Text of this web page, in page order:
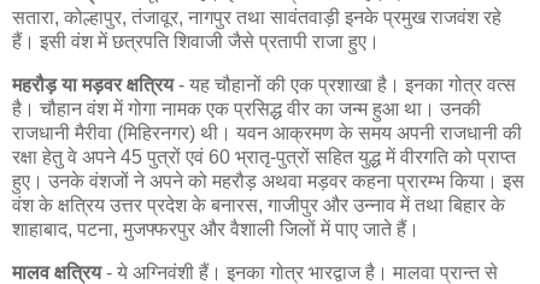
सतारा, कोल्हापुर, तंजावूर, नागपुर तथा सावंतवाड़ी इनके प्रमुख राजवंश रहे
हैं। इसी वंश में छत्रपति शिवाजी जैसे प्रतापी राजा हुए।
महरौड़ या मड़वर क्षत्रिय- यह चौहानों की एक प्रशाखा है। इनका गोत्र वत्स
है। चौहान वंश में गोगा नामक एक प्रसिद्ध वीर का जन्म हुआ था। उनकी
राजधानी मैरीवा (मिहिरनगर) थी। यवन आक्रमण के समय अपनी राजधानी की
रक्षा हेतु वे अपने 45 पुत्रों एवं 60 भ्रातृ-पुत्रों सहित युद्ध में वीरगति को प्राप्त
हुए। उनके वंशजों ने अपने को महरौड़ अथवा मड़वर कहना प्रारम्भ किया। इस
वंश के क्षत्रिय उत्तर प्रदेश के बनारस, गाजीपुर और उन्नाव में तथा बिहार के
शाहाबाद, पटना, मुजफ्फरपुर और वैशाली जिलों में पाए जाते हैं।
मालव क्षत्रिय- ये अग्निवंशी हैं। इनका गोत्र भारद्वाज है। मालवा प्रान्त से